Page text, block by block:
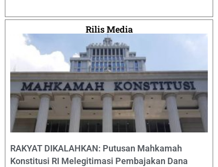
Rilis Media
RAKYAT DIKALAHKAN: Putusan Mahkamah
Konstitusi RI Melegitimasi Pembajakan Dana